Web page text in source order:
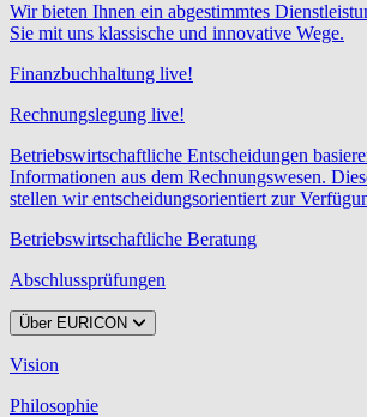
Wir bieten Ihnen ein abgestimmtes
Sie mit uns klassische und innovative Wege.
Finanzbuchhaltung live!
Rechnungslegung live!
Betriebswirtschaftliche Entscheidungen
Informationen aus dem Rechnungswesen.
stellen wir entscheidungsorientiert zur
Betriebswirtschaftliche Beratung
Abschlussprüfungen
Über EURICON
Vision
Philosophie